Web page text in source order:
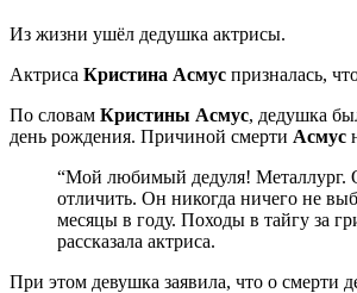
Из жизни ушёл дедушка актрисы.
Актриса Кристина Асмус призналась,
По словам Кристины Асмус, дедушка
день рождения. Причиной смерти Асмус
“Мой любимый дедуля! Металлург.
отличить. Он никогда ничего не
месяцы в году. Походы в тайгу за
рассказала актриса.
При этом девушка заявила, что о смерти